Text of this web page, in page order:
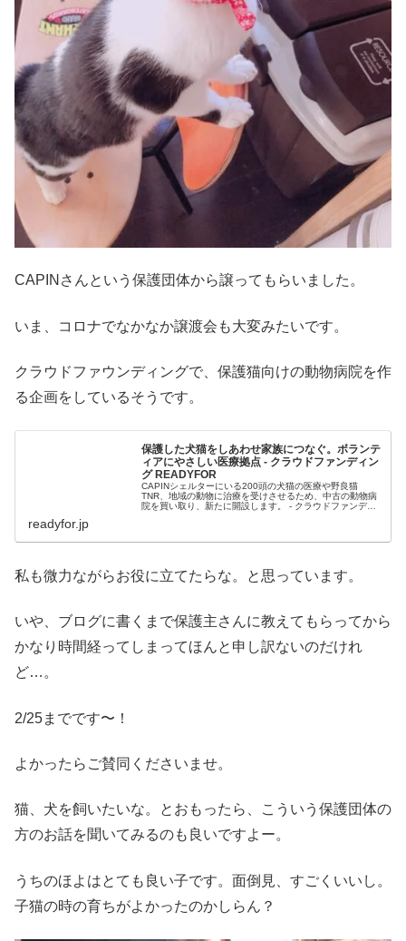
CAPINさんという保護団体から譲ってもらいました。
いま、コロナでなかなか譲渡会も大変みたいです。
クラウドファウンディングで、保護猫向けの動物病院を作
る企画をしているそうです。
保護した犬猫をしあわせ家族につなぐ。ボランテ
ィアにやさしい医療拠点 - クラウドファンディン
グ READYFOR
CAPINシェルターにいる200頭の犬猫の医療や野良猫
TNR、地域の動物に治療を受けさせるため、中古の動物病
院を買い取り、新たに開設します。 - クラウドファンディ
readyfor.jp
私も微力ながらお役に立てたらな。と思っています。
いや、ブログに書くまで保護主さんに教えてもらってから
かなり時間経ってしまってほんと申し訳ないのだけれ
ど…。
2/25までです〜！
よかったらご賛同くださいませ。
猫、犬を飼いたいな。とおもったら、こういう保護団体の
方のお話を聞いてみるのも良いですよー。
うちのほよはとても良い子です。面倒見、すごくいいし。
子猫の時の育ちがよかったのかしらん？